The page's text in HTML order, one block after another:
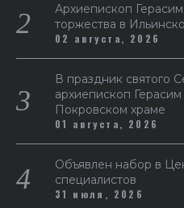
Архиепископ
торжества в
02 августа, 2026
В праздник святого
архиепископ
Покровском храме
01 августа, 2026
Объявлен набор в
специалистов
31 июля, 2026